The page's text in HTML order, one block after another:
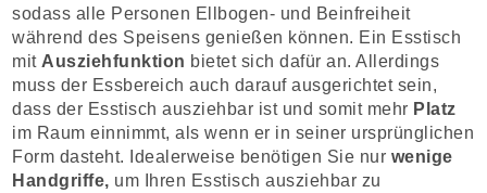
sodass alle Personen Ellbogen- und Beinfreiheit
während des Speisens genießen können. Ein Esstisch
mit Ausziehfunktion bietet sich dafür an. Allerdings
muss der Essbereich auch darauf ausgerichtet sein,
dass der Esstisch ausziehbar ist und somit mehr Platz
im Raum einnimmt, als wenn er in seiner ursprünglichen
Form dasteht. Idealerweise benötigen Sie nur wenige
Handgriffe, um Ihren Esstisch ausziehbar zu